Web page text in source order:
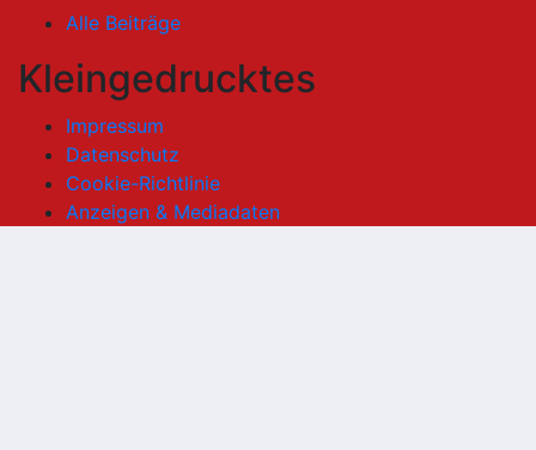
Alle Beiträge
Kleingedrucktes
Impressum
Datenschutz
Cookie-Richtlinie
Anzeigen & Mediadaten